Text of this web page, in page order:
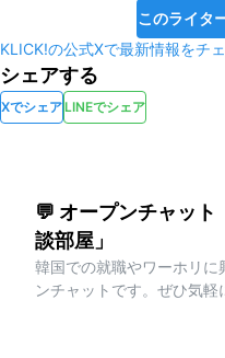
このライタ
KLICK!の公式Xで最新情報をチ
シェアする
XでシェアLINEでシェア
💬 オープンチャッ
談部屋」
韓国での就職やワーホリ
ンチャットです。ぜひ気軽